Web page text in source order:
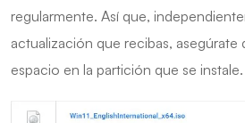
regularmente. Así que,
actualización que recibas, asegúrate
espacio en la partición que se instale.